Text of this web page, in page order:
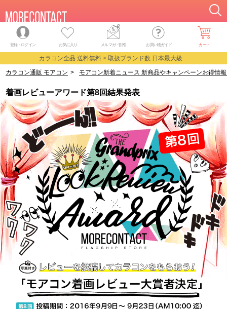
登録・ログイン お気に入り メルマガ・割引 お買い物ガイド カート
カラコン全品 送料無料 × 取扱ブランド数 日本最大級
カラコン通販 モアコン > モアコン新着ニュース 新商品やキャンペーンお得情
着画レビューアワード第8回結果発表